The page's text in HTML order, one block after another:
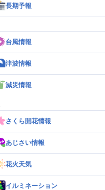
長期予報
台風情報
津波情報
減災情報
さくら開花情報
あじさい情報
花火天気
イルミネーション